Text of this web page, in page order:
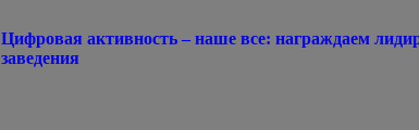
Цифровая активность – наше все: награждаем
заведения